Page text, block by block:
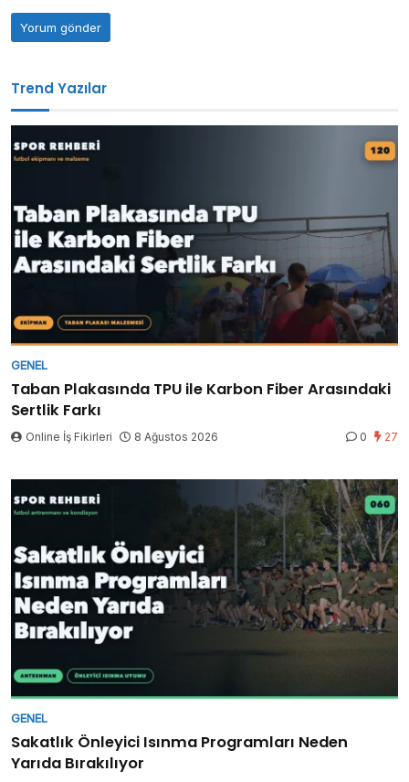
Trend Yazılar
GENEL
Taban Plakasında TPU ile Karbon Fiber Arasındaki
Sertlik Farkı
Online İş Fikirleri 8 Ağustos 2026 0 27
GENEL
Sakatlık Önleyici Isınma Programları Neden
Yarıda Bırakılıyor